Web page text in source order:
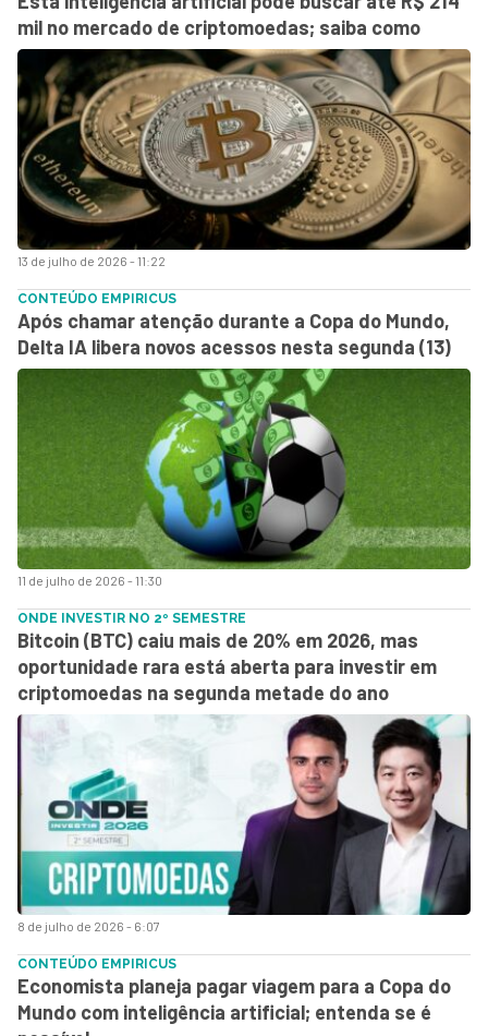
13 de julho de 2026 - 11:22
mil no mercado de criptomoedas; saiba como
11 de julho de 2026 - 11:30
CONTEÚDO EMPIRICUS
Após chamar atenção durante a Copa do Mundo,
Delta IA libera novos acessos nesta segunda (13)
8 de julho de 2026 - 6:07
ONDE INVESTIR NO 2º SEMESTRE
Bitcoin (BTC) caiu mais de 20% em 2026, mas
oportunidade rara está aberta para investir em
criptomoedas na segunda metade do ano
CONTEÚDO EMPIRICUS
Economista planeja pagar viagem para a Copa do
Mundo com inteligência artificial; entenda se é